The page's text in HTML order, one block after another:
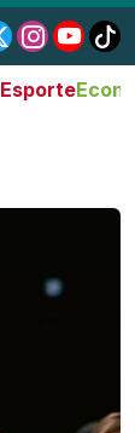
Esporte